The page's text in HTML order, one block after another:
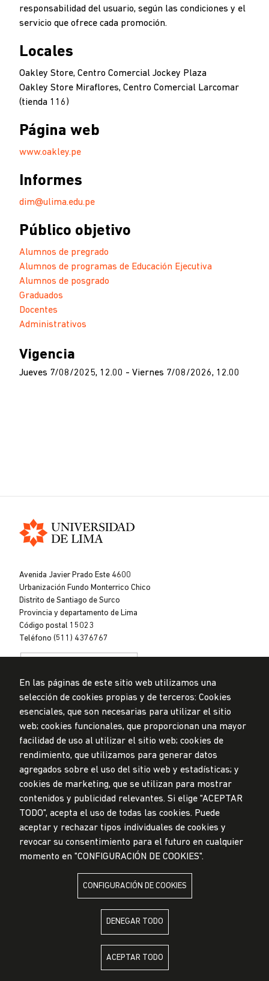
responsabilidad del usuario, según las condiciones y el
servicio que ofrece cada promoción.
Locales
Oakley Store, Centro Comercial Jockey Plaza
Oakley Store Miraflores, Centro Comercial Larcomar
(tienda 116)
Página web
www.oakley.pe
Informes
dim@ulima.edu.pe
Público objetivo
Alumnos de pregrado
Alumnos de programas de Educación Ejecutiva
Alumnos de posgrado
Graduados
Docentes
Administrativos
Vigencia
Jueves 7/08/2025, 12.00 - Viernes 7/08/2026, 12.00
de
Lima
Avenida Javier Prado Este 4600
Urbanización Fundo Monterrico Chico
Distrito de Santiago de Surco
Provincia y departamento de Lima
Código postal 15023
Teléfono (511) 4376767
Privacidad de datos personales
Mesa de partes
© Universidad de Lima, 2024
Todos los derechos reservados
Diseñado porPartners
LA UNIVERSIDAD DE LIMA ES MIEMBRO DE
LA UNIVERSIDAD DE LIMA ESTÁ AFILIADA A
En las páginas de este sitio web utilizamos una
selección de cookies propias y de terceros: Cookies
esenciales, que son necesarias para utilizar el sitio
web; cookies funcionales, que proporcionan una mayor
facilidad de uso al utilizar el sitio web; cookies de
rendimiento, que utilizamos para generar datos
agregados sobre el uso del sitio web y estadísticas; y
cookies de marketing, que se utilizan para mostrar
contenidos y publicidad relevantes. Si elige "ACEPTAR
TODO", acepta el uso de todas las cookies. Puede
aceptar y rechazar tipos individuales de cookies y
revocar su consentimiento para el futuro en cualquier
momento en "CONFIGURACIÓN DE COOKIES".
CONFIGURACIÓN DE COOKIES
DENEGAR TODO
ACEPTAR TODO